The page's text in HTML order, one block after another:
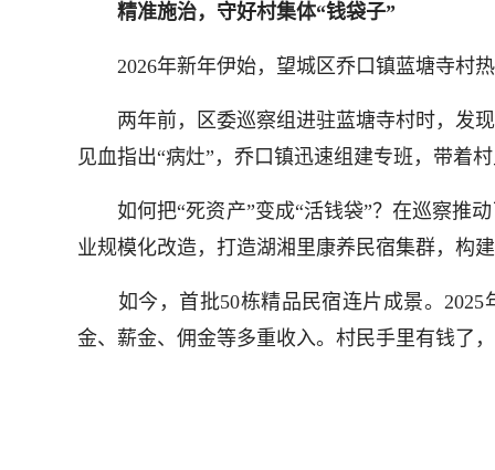
精准施治，守好村集体“钱袋子”
2026年新年伊始，望城区乔口镇蓝塘寺村热
两年前，区委巡察组进驻蓝塘寺村时，发现
见血指出“病灶”，乔口镇迅速组建专班，带着
如何把“死资产”变成“活钱袋”？在巡察推动
业规模化改造，打造湖湘里康养民宿集群，构
如今，首批50栋精品民宿连片成景。2025
金、薪金、佣金等多重收入。村民手里有钱了